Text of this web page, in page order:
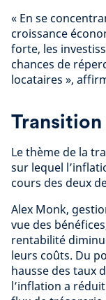
« En se
croissance
forte, les
chances de
locataires »,
Le thème de la
sur lequel
cours des deux
Alex Monk,
vue des
rentabilité
leurs coûts. Du
hausse des taux
l’inflation a